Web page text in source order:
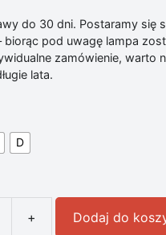
do 30 dni. Postaramy się
biorąc pod uwagę lampa
zamówienie, warto
lata.
D
Sufitowa Vector Art Deco
+ Dodaj do